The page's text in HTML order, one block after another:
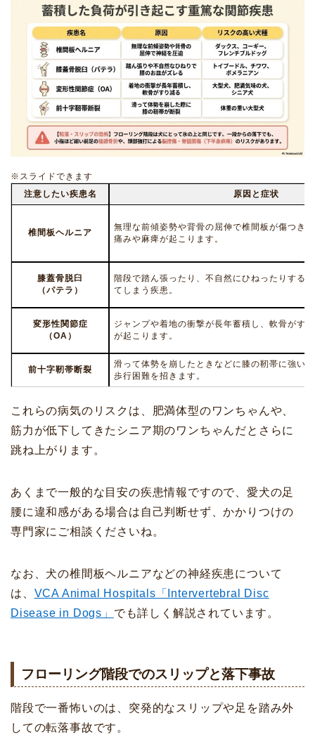
※スライドできます
注意したい疾患名
原因と症状
椎間板ヘルニア
無理な前傾姿勢や背骨の屈伸で椎間板が傷つき
痛みや麻痺が起こります。
膝蓋骨脱臼
（パテラ）
階段で踏ん張ったり、不自然にひねったりする
てしまう疾患。
変形性関節症
（OA）
ジャンプや着地の衝撃が長年蓄積し、軟骨がす
が起こります。
前十字靭帯断裂
滑って体勢を崩したときなどに膝の靭帯に強い
歩行困難を招きます。
これらの病気のリスクは、肥満体型のワンちゃんや、
筋力が低下してきたシニア期のワンちゃんだとさらに
跳ね上がります。
あくまで一般的な目安の疾患情報ですので、愛犬の足
腰に違和感がある場合は自己判断せず、かかりつけの
専門家にご相談くださいね。
なお、犬の椎間板ヘルニアなどの神経疾患について
は、 VCA Animal Hospitals「Intervertebral Disc
Disease in Dogs」 でも詳しく解説されています。
フローリング階段でのスリップと落下事故
階段で一番怖いのは、突発的なスリップや足を踏み外
しての転落事故です。